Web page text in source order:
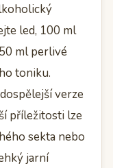
led, 100 ml
ml perlivé
toniku.
verze
příležitosti lze
sekta nebo
jarní